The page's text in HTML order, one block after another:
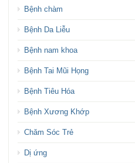
Bệnh chàm
Bệnh Da Liễu
Bệnh nam khoa
Bệnh Tai Mũi Họng
Bệnh Tiêu Hóa
Bệnh Xương Khớp
Chăm Sóc Trẻ
Dị ứng